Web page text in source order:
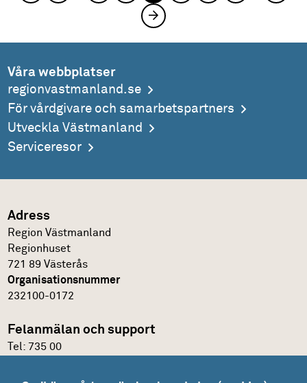
Nästa sida
Våra webbplatser
regionvastmanland.se
För vårdgivare och samarbetspartners
Utveckla Västmanland
Serviceresor
Adress
Region Västmanland
Regionhuset
721 89 Västerås
Organisationsnummer
232100-0172
Felanmälan och support
Tel: 735 00